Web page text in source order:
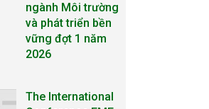
Mine and
Environmental
Sciences for the
Advancement of
Infrastructure